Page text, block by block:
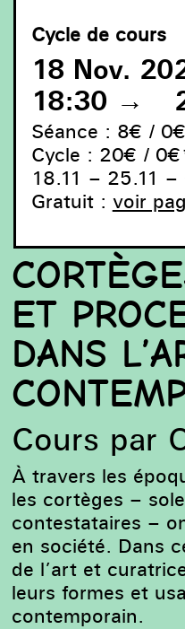
Lorraine O’Grady, Art Is.
Ibrahim (Chicago, Paris,
O’Grady/Artist Rights
Cycle de cours
18 Nov.
18:30 →
Séance : 8€ /
Cycle : 20€ /
18.11 – 25.11 –
Gratuit : voir
ET
DANS
Cours par
À travers les
les cortèges –
contestataires –
en société. Dans
de l’art et
leurs formes et
contemporain.